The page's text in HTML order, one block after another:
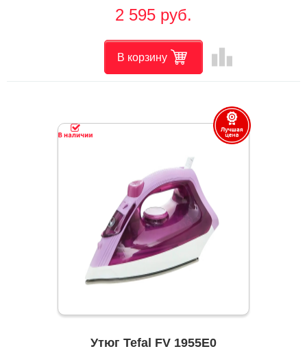
2 595 руб.
В корзину leaderboard
Утюг Tefal FV 1955E0